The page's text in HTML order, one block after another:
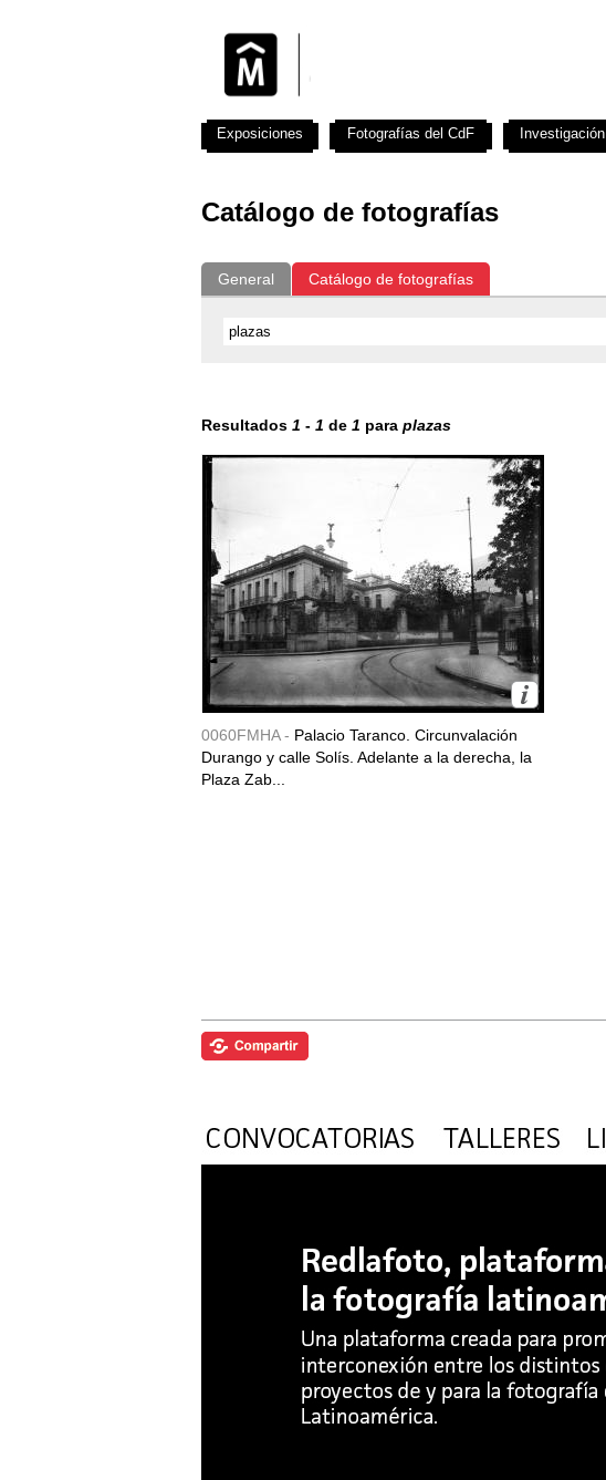
Catálogo de fotografías
General Catálogo de fotografías
Resultados 1 - 1 de 1 para plazas
0060FMHA - Palacio Taranco. Circunvalación
Durango y calle Solís. Adelante a la derecha, la
Plaza Zab...
Exposiciones Fotografías del CdF Investigación